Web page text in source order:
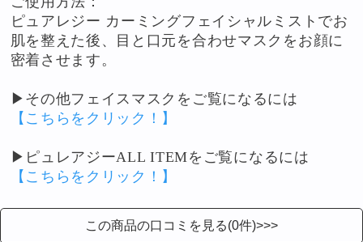
ピュアレジー カーミングフェイシャルミストでお
肌を整えた後、目と口元を合わせマスクをお顔に
密着させます。
▶その他フェイスマスクをご覧になるには
【こちらをクリック！】
▶ピュレアジーALL ITEMをご覧になるには
【こちらをクリック！】
この商品の口コミを見る(0件)>>>